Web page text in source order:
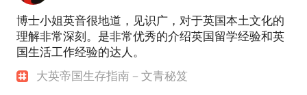
博士小姐英音很地道，见识广，对于英国本土文化的
理解非常深刻。是非常优秀的介绍英国留学经验和英
国生活工作经验的达人。
大英帝国生存指南－文青秘笈